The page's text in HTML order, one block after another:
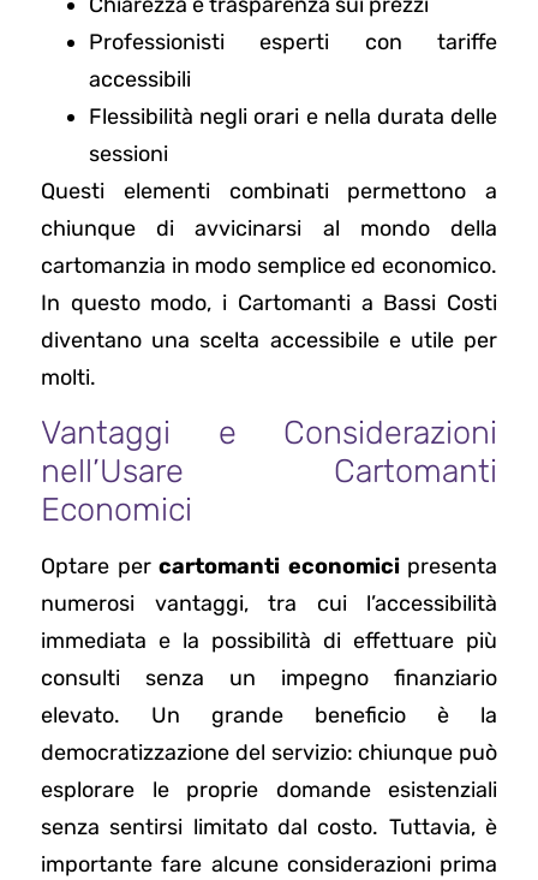
Professionisti esperti con tariffe
accessibili
Flessibilità negli orari e nella durata delle
sessioni
Questi elementi combinati permettono a
chiunque di avvicinarsi al mondo della
cartomanzia in modo semplice ed economico.
In questo modo, i Cartomanti a Bassi Costi
diventano una scelta accessibile e utile per
molti.
Vantaggi e Considerazioni
nell’Usare Cartomanti
Economici
Optare per cartomanti economicipresenta
numerosi vantaggi, tra cui l’accessibilità
immediata e la possibilità di effettuare più
consulti senza un impegno finanziario
elevato. Un grande beneficio è la
democratizzazione del servizio: chiunque può
esplorare le proprie domande esistenziali
senza sentirsi limitato dal costo. Tuttavia, è
importante fare alcune considerazioni prima